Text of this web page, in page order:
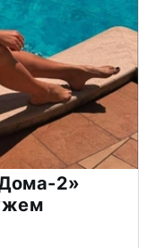
2»